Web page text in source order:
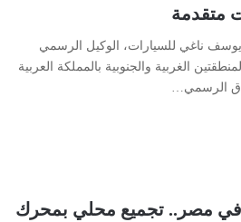
متقدمة
ناغي للسيارات، الوكيل الرسمي
الغربية والجنوبية بالمملكة العربية
الرسمي…
في مصر.. تجميع محلي بمحرك